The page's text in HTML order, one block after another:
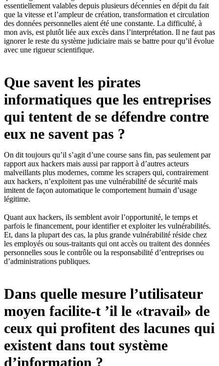
essentiellement valables depuis plusieurs décennies en dépit du fait
que la vitesse et l’ampleur de création, transformation et circulation
des données personnelles aient été une constante. La difficulté, à
mon avis, est plutôt liée aux excès dans l’interprétation. Il ne faut pas
ignorer le reste du système judiciaire mais se battre pour qu’il évolue
avec une rigueur scientifique.
Que savent les pirates
informatiques que les entreprises
qui tentent de se défendre contre
eux ne savent pas ?
On dit toujours qu’il s’agit d’une course sans fin, pas seulement par
rapport aux hackers mais aussi par rapport à d’autres acteurs
malveillants plus modernes, comme les scrapers qui, contrairement
aux hackers, n’exploitent pas une vulnérabilité de sécurité mais
imitent de façon automatique le comportement humain d’usage
légitime.
Quant aux hackers, ils semblent avoir l’opportunité, le temps et
parfois le financement, pour identifier et exploiter les vulnérabilités.
Et, dans la plupart des cas, la plus grande vulnérabilité réside chez
les employés ou sous-traitants qui ont accès ou traitent des données
personnelles sous le contrôle ou la responsabilité d’entreprises ou
d’administrations publiques.
Dans quelle mesure l’utilisateur
moyen facilite-t ’il le «travail» de
ceux qui profitent des lacunes qui
existent dans tout système
d’information ?